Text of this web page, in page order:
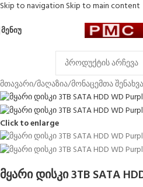
Skip to navigation Skip to main content
ᲛᲔᲜᲘᲣ
მთავარი/მაღაზია/მონაცემთა შენახვა
Click to enlarge
მყარი დისკი 3TB SATA